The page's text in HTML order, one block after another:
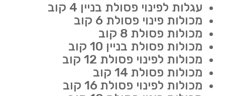
עגלות לפינוי פסולת בניין 4 קוב
מכולות פינוי פסולת 6 קוב
מכולות פסולת 8 קוב
מכולות פסולת בניין 10 קוב
מכולות לפינוי פסולת 12 קוב
מכולות פסולת 14 קוב
מכולות לפינוי פסולת 16 קוב